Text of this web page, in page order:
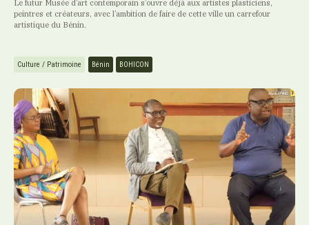
Le futur Musée d’art contemporain s’ouvre déjà aux artistes plasticiens,
peintres et créateurs, avec l’ambition de faire de cette ville un carrefour
artistique du Bénin.
Culture / Patrimoine Bénin BOHICON